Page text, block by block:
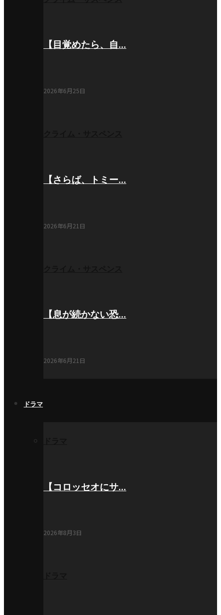
【目覚めたら、自…
2026年6月25日
【さらば、トミー…
2026年6月21日
【息が続かない恐…
2026年6月21日
ドラマ
【コロッセオにサ…
2026年8月3日